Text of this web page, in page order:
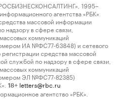
1995–
агентства «РБК»
массовой информации
надзору в сфере связи,
коммуникаций
ИА №ФС77-63848) и сетевого
регистрации средства массовой
службой по надзору в сфере связи,
коммуникаций
ЭЛ №ФС77-82385)
18+ letters@rbc.ru
агентство «РБК».